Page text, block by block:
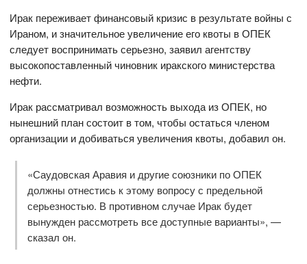
Ирак переживает финансовый кризис в результате войны с
Ираном, и значительное увеличение его квоты в ОПЕК
следует воспринимать серьезно, заявил агентству
высокопоставленный чиновник иракского министерства
нефти.
Ирак рассматривал возможность выхода из ОПЕК, но
нынешний план состоит в том, чтобы остаться членом
организации и добиваться увеличения квоты, добавил он.
«Саудовская Аравия и другие союзники по ОПЕК
должны отнестись к этому вопросу с предельной
серьезностью. В противном случае Ирак будет
вынужден рассмотреть все доступные варианты», —
сказал он.